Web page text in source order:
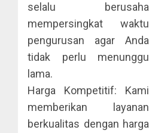
selalu berusaha
mempersingkat waktu
pengurusan agar Anda
tidak perlu menunggu
lama.
Harga Kompetitif: Kami
memberikan layanan
berkualitas dengan harga